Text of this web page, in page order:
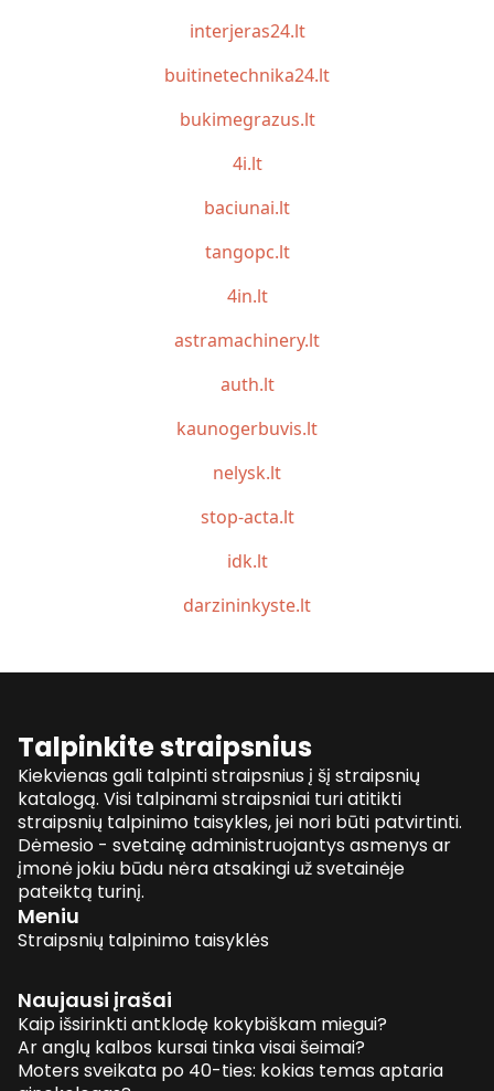
interjeras24.lt
buitinetechnika24.lt
bukimegrazus.lt
4i.lt
baciunai.lt
tangopc.lt
4in.lt
astramachinery.lt
auth.lt
kaunogerbuvis.lt
nelysk.lt
stop-acta.lt
idk.lt
darzininkyste.lt
Talpinkite straipsnius
Kiekvienas gali talpinti straipsnius į šį straipsnių
katalogą. Visi talpinami straipsniai turi atitikti
straipsnių talpinimo taisykles, jei nori būti patvirtinti.
Dėmesio - svetainę administruojantys asmenys ar
įmonė jokiu būdu nėra atsakingi už svetainėje
pateiktą turinį.
Meniu
Straipsnių talpinimo taisyklės
Naujausi įrašai
Kaip išsirinkti antklodę kokybiškam miegui?
Ar anglų kalbos kursai tinka visai šeimai?
Moters sveikata po 40-ties: kokias temas aptaria